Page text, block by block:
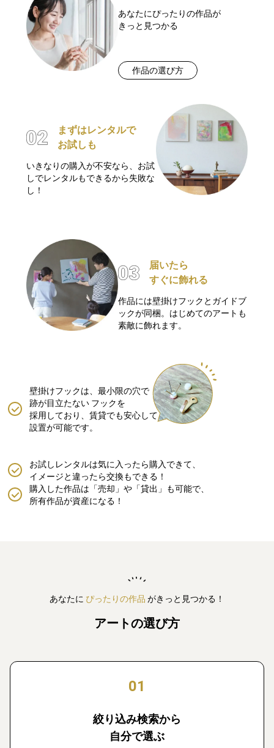
あなたにぴったりの作品が
きっと見つかる
作品の選び方
まずはレンタルで
お試しも
いきなりの購入が不安なら、お試
しでレンタルもできるから失敗な
し！
届いたら
すぐに飾れる
作品には壁掛けフックとガイドブ
ックが同梱。はじめてのアートも
素敵に飾れます。
壁掛けフックは、最小限の穴で
跡が目立たない フックを
採用しており、賃貸でも安心して
設置が可能です。
購入した作品は「売却」や「貸出」も可能で、
所有作品が資産になる！
お試しレンタルは気に入ったら購入できて、
イメージと違ったら交換もできる！
あなたに ぴったりの作品 がきっと見つかる！
アートの選び方
01
絞り込み検索から
自分で選ぶ